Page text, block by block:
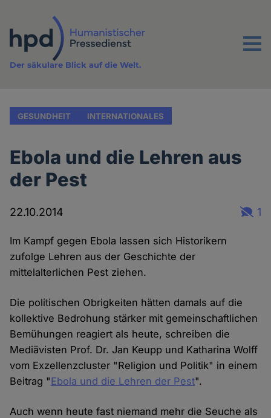
Inhalt
Menu
Der säkulare Blick auf die Welt.
GESUNDHEIT INTERNATIONALES
Ebola und die Lehren aus
der Pest
22.10.2014 1
Im Kampf gegen Ebola lassen sich Historikern
zufolge Lehren aus der Geschichte der
mittelalterlichen Pest ziehen.
Die politischen Obrigkeiten hätten damals auf die
kollektive Bedrohung stärker mit gemeinschaftlichen
Bemühungen reagiert als heute, schreiben die
Mediävisten Prof. Dr. Jan Keupp und Katharina Wolff
vom Exzellenzcluster "Religion und Politik" in einem
Beitrag "Ebola und die Lehren der Pest".
Auch wenn heute fast niemand mehr die Seuche als